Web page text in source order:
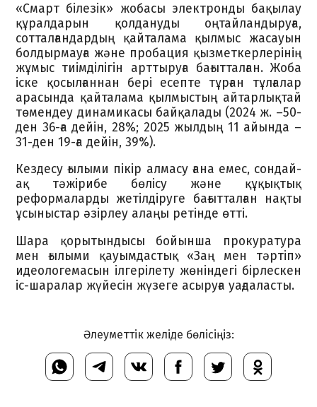
Әлеуметтік желіде бөлісіңіз:
«Смарт білезік» жобасы электронды бақылау
құралдарын қолдануды оңтайландыруға,
сотталғандардың қайталама қылмыс жасауын
болдырмауға және пробация қызметкерлерінің
жұмыс тиімділігін арттыруға бағытталған. Жоба
іске қосылғаннан бері есепте тұрған тұлғалар
арасында қайталама қылмыстың айтарлықтай
төмендеу динамикасы байқалады (2024 ж. –50-
ден 36-ға дейін, 28%; 2025 жылдың 11 айында –
31-ден 19-ға дейін, 39%).
Кездесу ғылыми пікір алмасу ғана емес, сондай-
ақ тәжірибе бөлісу және құқықтық
реформаларды жетілдіруге бағытталған нақты
ұсыныстар әзірлеу алаңы ретінде өтті.
Шара қорытындысы бойынша прокуратура
мен ғылыми қауымдастық «Заң мен тәртіп»
идеологемасын ілгерілету жөніндегі бірлескен
іс-шаралар жүйесін жүзеге асыруға уағдаласты.